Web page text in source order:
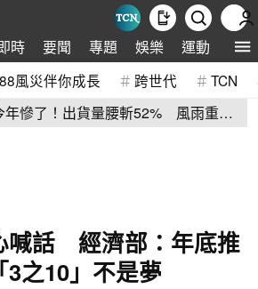
時 要聞 專題 娛樂 運動 全球
88風災伴你成長 跨世代 TCN
年慘了！出貨量腰斬52% 風雨重
喊話 經濟部：年底推
之10」不是夢